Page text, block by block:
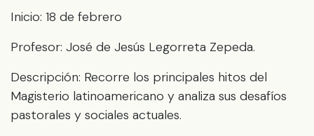
Inicio: 18 de febrero
Profesor: José de Jesús Legorreta Zepeda.
Descripción: Recorre los principales hitos del
Magisterio latinoamericano y analiza sus desafíos
pastorales y sociales actuales.